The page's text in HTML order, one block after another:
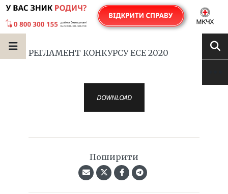
РЕГЛАМЕНТ КОНКУРСУ ЕСЕ 2020
DOWNLOAD
Поширити